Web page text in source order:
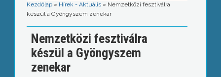
Kezdőlap » Hírek - Aktuális » Nemzetközi fesztiválra
készül a Gyöngyszem zenekar
Nemzetközi fesztiválra
készül a Gyöngyszem
zenekar